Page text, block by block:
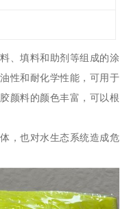
、填料和助剂等组成的涂
性和耐化学性能，可用于
颜料的颜色丰富，可以根
，也对水生态系统造成危